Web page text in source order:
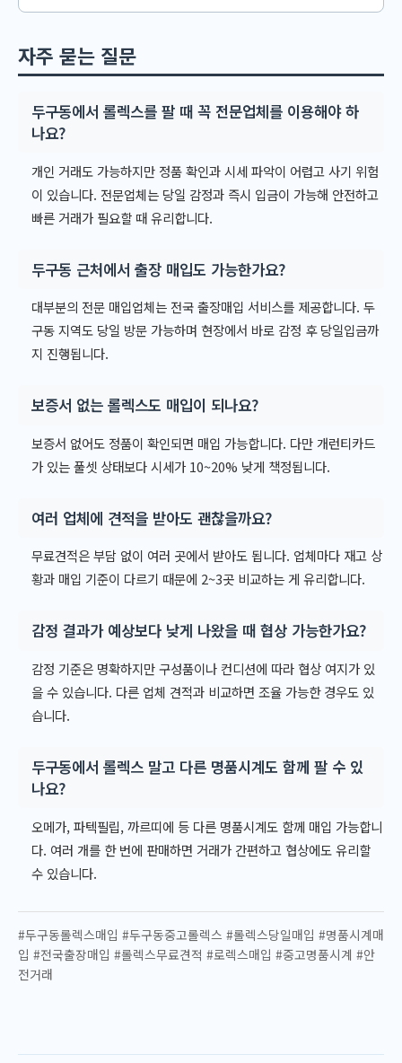
자주 묻는 질문
두구동에서 롤렉스를 팔 때 꼭 전문업체를 이용해야 하
나요?
개인 거래도 가능하지만 정품 확인과 시세 파악이 어렵고 사기 위험
이 있습니다. 전문업체는 당일 감정과 즉시 입금이 가능해 안전하고
빠른 거래가 필요할 때 유리합니다.
두구동 근처에서 출장 매입도 가능한가요?
대부분의 전문 매입업체는 전국 출장매입 서비스를 제공합니다. 두
구동 지역도 당일 방문 가능하며 현장에서 바로 감정 후 당일입금까
지 진행됩니다.
보증서 없는 롤렉스도 매입이 되나요?
보증서 없어도 정품이 확인되면 매입 가능합니다. 다만 개런티카드
가 있는 풀셋 상태보다 시세가 10~20% 낮게 책정됩니다.
여러 업체에 견적을 받아도 괜찮을까요?
무료견적은 부담 없이 여러 곳에서 받아도 됩니다. 업체마다 재고 상
황과 매입 기준이 다르기 때문에 2~3곳 비교하는 게 유리합니다.
감정 결과가 예상보다 낮게 나왔을 때 협상 가능한가요?
감정 기준은 명확하지만 구성품이나 컨디션에 따라 협상 여지가 있
을 수 있습니다. 다른 업체 견적과 비교하면 조율 가능한 경우도 있
습니다.
두구동에서 롤렉스 말고 다른 명품시계도 함께 팔 수 있
나요?
오메가, 파텍필립, 까르띠에 등 다른 명품시계도 함께 매입 가능합니
다. 여러 개를 한 번에 판매하면 거래가 간편하고 협상에도 유리할
수 있습니다.
#두구동롤렉스매입 #두구동중고롤렉스 #롤렉스당일매입 #명품시계매
입 #전국출장매입 #롤렉스무료견적 #로렉스매입 #중고명품시계 #안
전거래